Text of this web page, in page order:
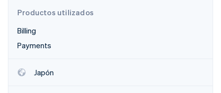
Sesiones de Stripe 2026
Productos utilizados
Billing
Payments
Japón